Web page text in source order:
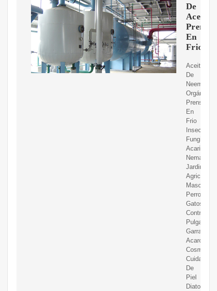
De
Aceite
En
Frio
Aceite
De
Neem
Orgánico
Prensado
En
Frio
Fungicida,
Acaricida,
Nematicida
Jardinería
Mascotas
Perros
Gatos
Control
Pulgas
Garrapatas
Acaros
Cosmetica
Cuidado
De
Piel
Diatomea